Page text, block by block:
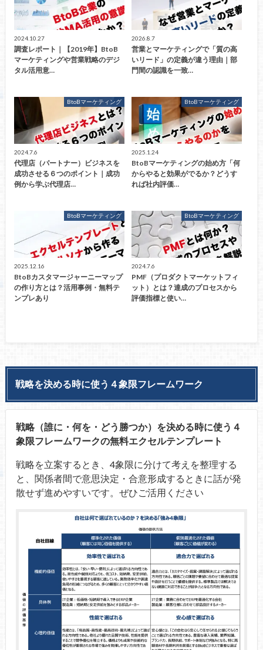
2024.10.27
調査レポート｜【2019年】BtoB
マーケティングや営業戦略のデジ
タル活用意…
2026.8.7
営業とマーケティングで「質の高
いリード」の定義が違う理由｜部
門間の認識を一致…
BtoBマーケティング
2024.7.6
代理店（パートナー）ビジネスを
成功させる６つのポイント｜成功
例から学ぶ代理店…
BtoBマーケティング
2025.1.24
BtoBマーケティングの始め方「何
からやると効果がでるか？どうす
れば社内評価…
BtoBマーケティング
2025.12.16
BtoBカスタマージャーニーマップ
の作り方とは？活用事例・無料テ
ンプレあり
BtoBマーケティング
2024.7.6
PMF（プロダクトマーケットフィ
ット）とは？達成のプロセスから
評価指標と使い…
戦略を決める時に使う４象限フレームワーク
戦略（誰に・何を・どう勝つか）を決める時に使う４
象限フレームワークの無料エクセルテンプレート
戦略を立案するとき、4象限に分けて考えを整理する
と、関係者間で意思決定・合意形成するときに話が発
散せず進めやすいです。ぜひご活用ください